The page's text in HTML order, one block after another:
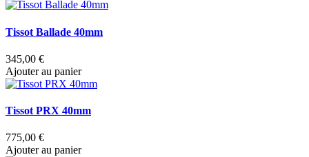
Tissot Ballade 40mm
345,00 €
Ajouter au panier
Tissot PRX 40mm
775,00 €
Ajouter au panier